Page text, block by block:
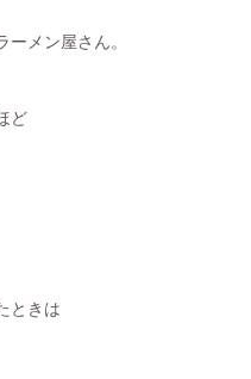
メン屋さん。
ど
ときは